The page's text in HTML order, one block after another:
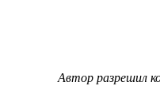
Автор разрешил